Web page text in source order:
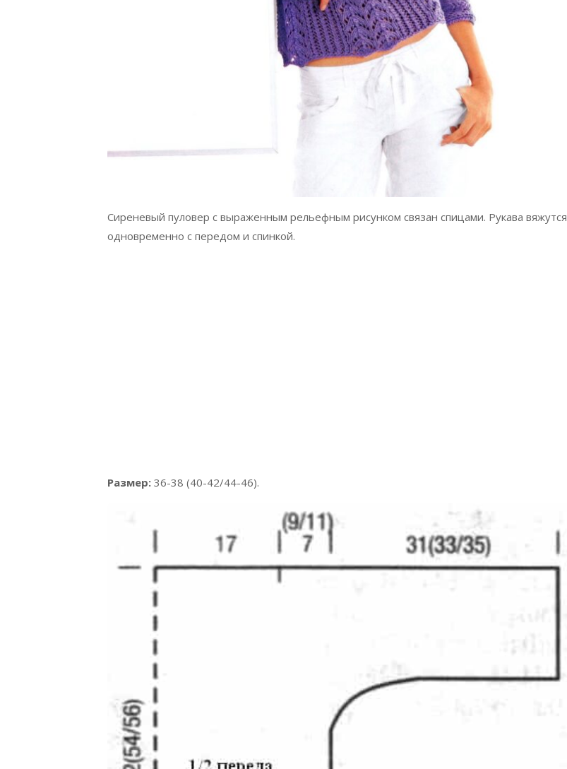
Сиреневый пуловер с выраженным рельефным рисунком связан спицами. Рукава вяжутся
одновременно с передом и спинкой.
Размер: 36-38 (40-42/44-46).